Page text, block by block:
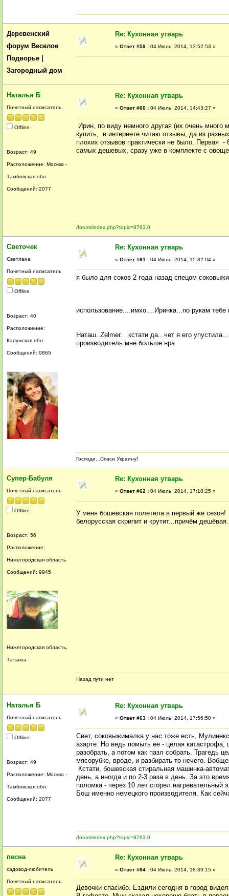
Деревенский
форум Веселое
Подворье |
Загородный дом
Re: Кухонная утварь
« Ответ #59 : 04 Июль, 2014, 13:52:53 »
Наталья Б
Почетный написатель
Offline
Возраст: 49
Расположение: Москва -
Тамбовская обл.
Сообщений: 2077
Re: Кухонная утварь
« Ответ #60 : 04 Июль, 2014, 14:43:27 »
Ирин, по виду немного другая (их очень
купить, в интернете читаю отзывы, да из
плохих отзывов практически не было. Первая
самых дешевых, сразу уже в комплекте с
/forum/index.php?topic=8763.0
Светочек
Светлана
Почетный написатель
Offline
Возраст: 40
Расположение:
Калужская обл
Сообщений: 9865
Re: Кухонная утварь
« Ответ #61 : 04 Июль, 2014, 15:32:04 »
я было для соков 2 года назад спецом
использование....имхо....Иринка...по рукам
Наташ..Zelmer. кстати да...чет я его
производитель мне больше нра
Господи...Спаси Украину!
Супер-Бабуля
Почетный написатель
Offline
Возраст: 56
Расположение:
Нижегородская область
Сообщений: 9945
Нижегородская область,
Татьяна
Re: Кухонная утварь
« Ответ #62 : 04 Июль, 2014, 17:10:25 »
У меня бошевская полетела в первый же
белорусская скрипит и крутит...причём дешёвая.
Назад пути нет
Наталья Б
Почетный написатель
Offline
Возраст: 49
Расположение: Москва -
Тамбовская обл.
Сообщений: 2077
Re: Кухонная утварь
« Ответ #63 : 04 Июль, 2014, 17:56:50 »
Свет, соковыжималка у нас тоже есть,
азарте. Но ведь помыть ее - целая катастрофа,
разобрать, а потом как пазл собрать.
мясорубке, вроде, и разбирать то нечего.
Кстати, бошевская стиральная машинка-
день, а иногда и по 2-3 раза в день. За это
поломка - через 10 лет сгорел
Бош именно немецкого производителя. Как
/forum/index.php?topic=8763.0
песна
садовод-любитель
Почетный написатель
Re: Кухонная утварь
« Ответ #64 : 04 Июль, 2014, 18:39:15 »
Девочки спасибо. Ездили сегодня в город